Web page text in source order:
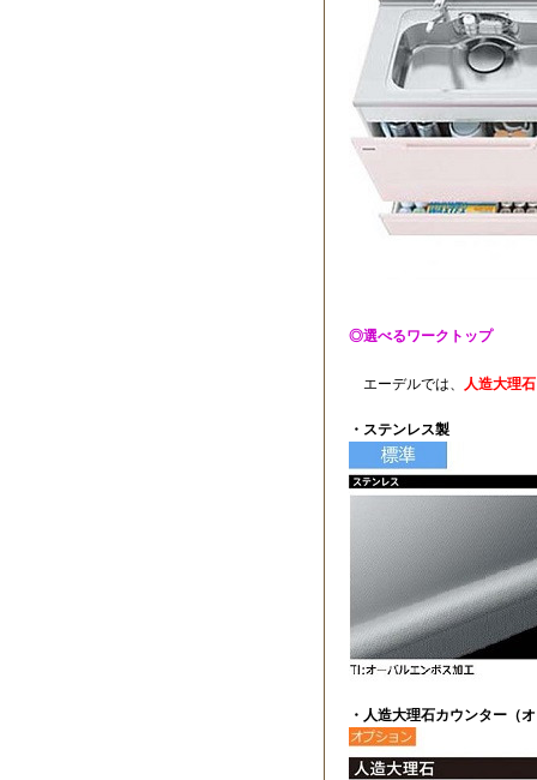
◎選べるワークトップ
エーデルでは、 人造大理
・ステンレス製
・人造大理石カウンター（